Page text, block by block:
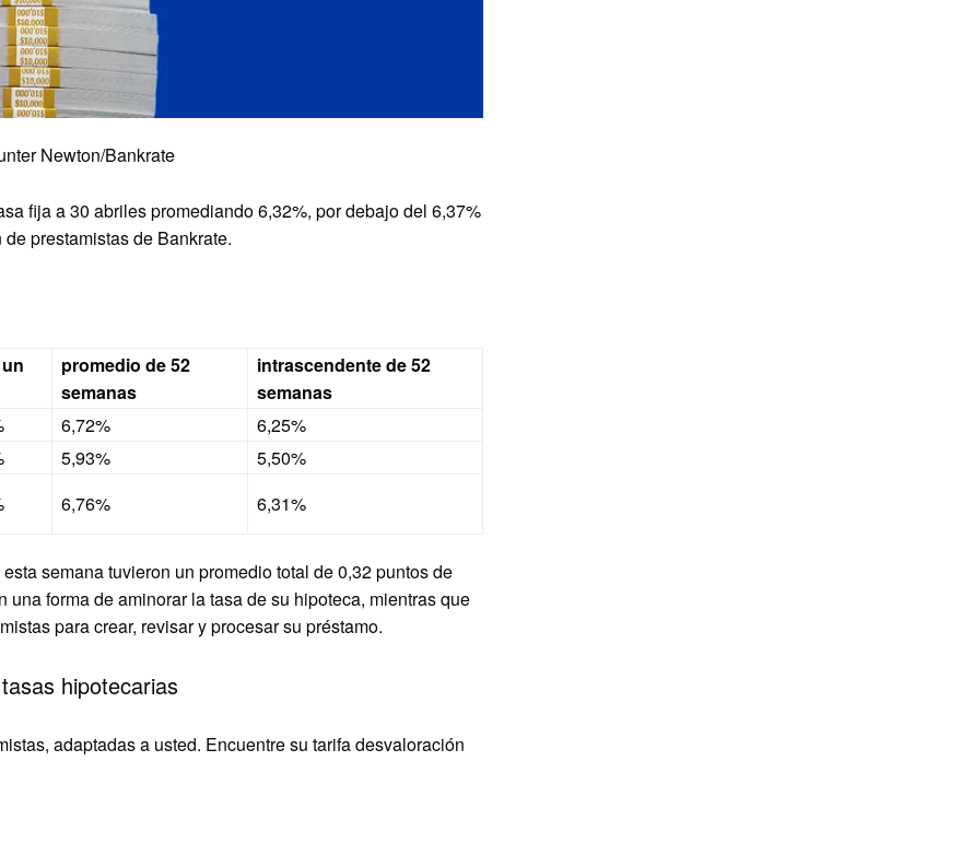
Newton/Bankrate
fija a 30 abriles promediando 6,32%, por debajo del 6,37%
prestamistas de Bankrate.
promedio de 52
semanas
intrascendente de 52
semanas
6,72%
6,25%
5,93%
5,50%
6,76% 6,31%
semana tuvieron un promedio total de 0,32 puntos de
forma de aminorar la tasa de su hipoteca, mientras que
para crear, revisar y procesar su préstamo.
hipotecarias
adaptadas a usted. Encuentre su tarifa desvaloración